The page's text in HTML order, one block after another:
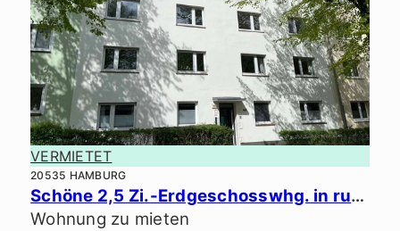
VERMIETET
20535 HAMBURG
Schöne 2,5 Zi.-Erdgeschosswhg. in ruhiger Lage.
Wohnung zu mieten